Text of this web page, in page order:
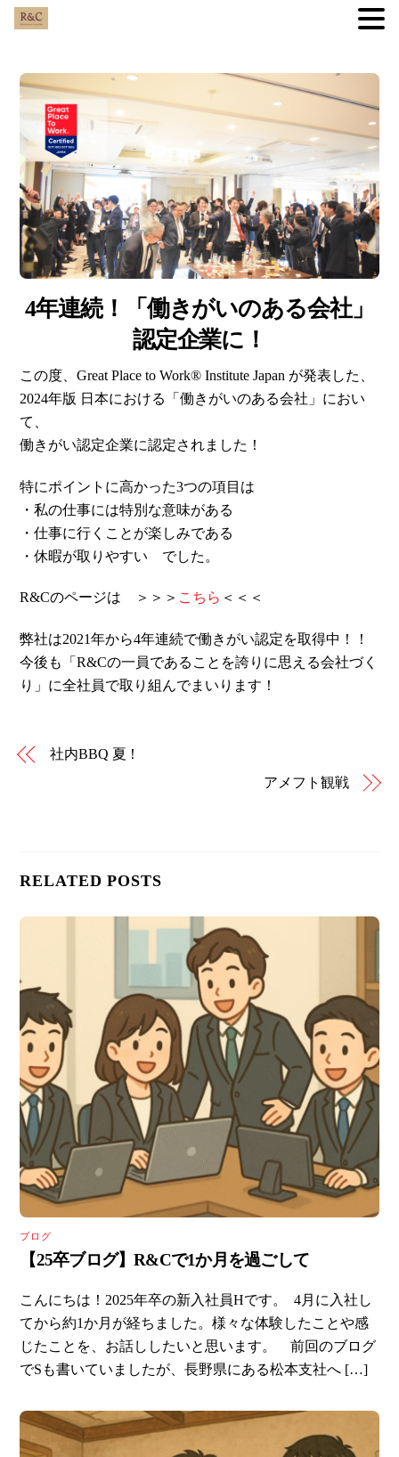
content
4年連続！「働きがいのある会社」
認定企業に！
この度、Great Place to Work® Institute Japan が発表した、
2024年版 日本における「働きがいのある会社」におい
て、
働きがい認定企業に認定されました！
特にポイントに高かった3つの項目は
・私の仕事には特別な意味がある
・仕事に行くことが楽しみである
・休暇が取りやすい でした。
R&Cのページは ＞＞＞ こちら ＜＜＜
弊社は2021年から4年連続で働きがい認定を取得中！！
今後も「R&Cの一員であることを誇りに思える会社づく
り」に全社員で取り組んでまいります！
社内BBQ 夏！
アメフト観戦
RELATED POSTS
ブログ
【25卒ブログ】R&Cで1か月を過ごして
こんにちは！2025年卒の新入社員Hです。 4月に入社し
てから約1か月が経ちました。様々な体験したことや感
じたことを、お話ししたいと思います。 前回のブログ
でSも書いていましたが、長野県にある松本支社へ […]